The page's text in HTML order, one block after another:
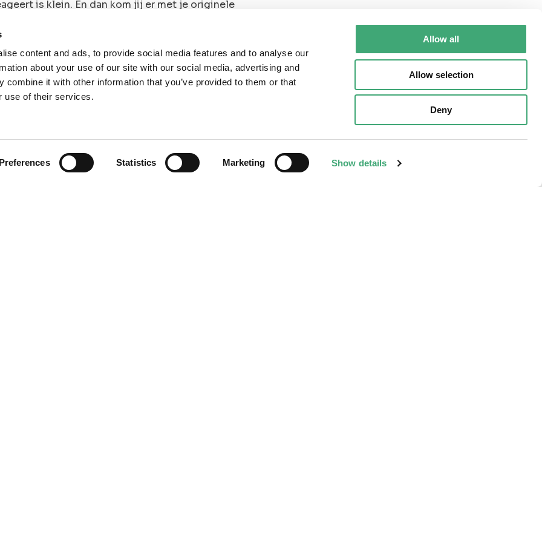
content and ads, to provide social media features and to analyse our
about your use of our site with our social media, advertising and
combine it with other information that you’ve provided to them or that
use of their services.
Preferences Statistics Marketing Show details
Allow all
Allow selection
Deny
is klein. En dan kom jij er met je originele
in het schrijven van je CV. Onderschat
schrijf dit op. Als je weinig zorg gerelateerd
En als laatste dus; toon lef. Ook een half
je CV staan.